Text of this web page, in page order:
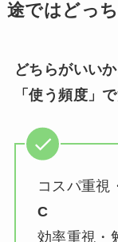
途ではどっ
どちらがいい
「使う頻度」
コスパ重視
C
効率重視・